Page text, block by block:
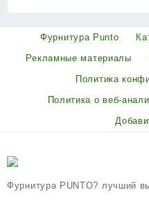
Фурнитура Punto
Рекламные материалы
Политика
Политика о веб-
Фурнитура PUNTO? лучший